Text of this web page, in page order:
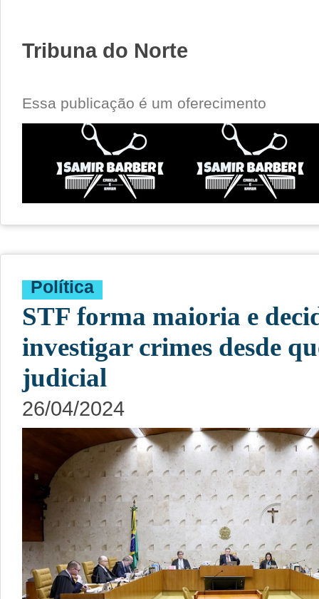
Tribuna do Norte
Essa publicação é um oferecimento
Política
STF forma maioria e
investigar crimes desde
judicial
26/04/2024